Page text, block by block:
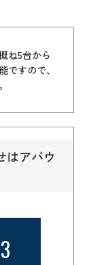
ね5台から
ですので、
はアバウ